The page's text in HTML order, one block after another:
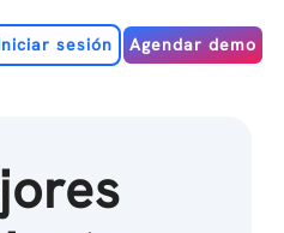
sesión Agendar demo